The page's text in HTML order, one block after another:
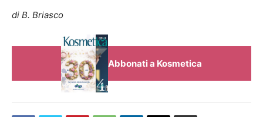
di B. Briasco
Abbonati a Kosmetica